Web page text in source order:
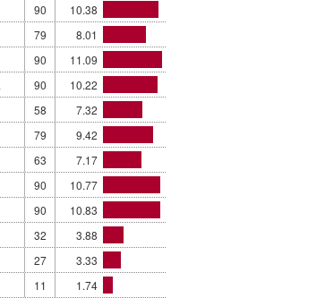
90
10.38
79
8.01
90
11.09
90
10.22
58
7.32
79
9.42
63
7.17
90
10.77
90
10.83
32
3.88
27
3.33
11
1.74